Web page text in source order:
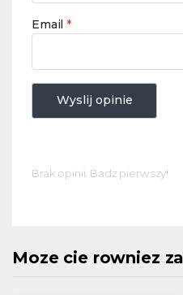
Email*
Wyslij opinie
Brak opinii. Badz pierwszy!
Moze cie rowniez